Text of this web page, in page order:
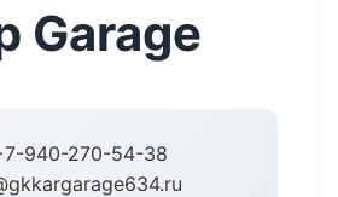
Garage
940-270-54-38